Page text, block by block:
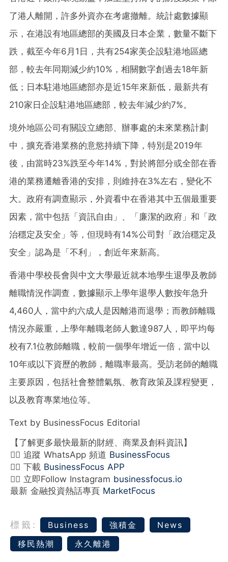
了港人離開，許多外資亦在考慮撤離。統計處數據顯
示，在港設有地區總部的美國及日本企業，數量不斷下
跌，截至今年6月1日，共有254家美企設駐港地區總
部，較去年同期減少約10%，相關數字創過去18年新
低；日本駐港地區總部亦是近15年來新低，最新共有
210家日企設駐港地區總部，較去年減少約7%。
境外地區公司有關設立總部、辦事處的未來業務計劃
中，擴充香港業務的意慾持續下降，特別是2019年
後，由當時23%跌至今年14%，對於將部分或全部在香
港的業務遷離香港的安排，則維持在3%左右，變化不
大。政府有調查顯示，外資看中在香港其中五個最重要
因素，當中包括「資訊自由」、「廉潔的政府」和「政
治穩定及安全」等，但現時有14%公司對「政治穩定及
安全」認為是「不利」，創近年來新高。
香港中學校長會與中文大學最近就本地學生退學及教師
離職情況作調查，數據顯示上學年退學人數按年急升
4,460人，當中約六成人是因離港而退學；而教師離職
情況亦嚴重，上學年離職老師人數達987人，即平均每
校有7.1位教師離職，較前一個學年增近一倍，當中以
10年或以下資歷的教師，離職率最高。受訪老師的離職
主要原因，包括社會整體氣氛、教育政策及課程變更，
以及教育專業地位等。
Text by BusinessFocus Editorial
【了解更多最快最新的財經、商業及創科資訊】
👉🏻 追蹤 WhatsApp 頻道 BusinessFocus
👉🏻 下載 BusinessFocus APP
👉🏻 立即Follow Instagram businessfocus.io
最新 金融投資熱話專頁 MarketFocus
標籤: Business 強積金
News
移民熱潮
永久離港